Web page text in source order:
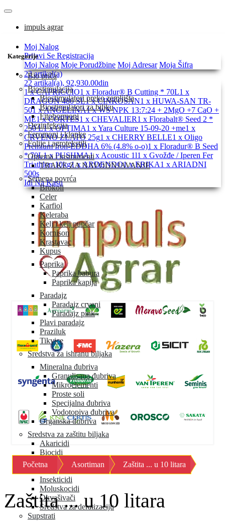
impuls agrar
Kategorije
Bio priča
Biostimulacija
Biostimulatori preko zemljišta
Biostimulatori za biljku
Fitohormoni
Dezinfekcija
Feromoni i klopke
Folije i agrotekstili
Oprema i instrumenti
TRAKE ZA NAVODNJAVANJE
Semena povrća
Brokoli
Celer
Karfiol
Keleraba
Kelj i kelj pupčar
Kornison
Krastavac
Kupus
Paprika
Paprika babura
Paprika kapija
Paradajz
Paradajz crveni
Paradajz pink
Plavi paradajz
Praziluk
Tikvice
Sredstva za ishranu biljaka
Mineralna đubriva
Granulisana đubriva
Mikroelementi
Proste soli
Specijalna đubriva
Vodotopiva đubriva
Organska đubriva
Sredstva za zaštitu biljaka
Akaricidi
Biocidi
Fungicidi
Herbicidi
Insekticidi
Moluskocidi
Okvašivači
Sredstva za deratizaciju
Supstrati
Moj Nalog
Prijavi Se Registracija
Moj Nalog Moje Porudžbine Moj Adresar Moja Šifra
22 artikal(a)
22 artikal(a), 92,930.00din
1 x CAPRICCIO1 x Floradur® B Cutting * 70L1 x
DRAGON 480 SL1 x CINKOSAN1 x HUWA-SAN TR-
501 x ANGELINA1 x WS NPK 13:7:24 + 2MgO +7 CaO +
ME1 x CORTES1 x CHEVALIER1 x Florabalt® Seed 2 *
250 L1 x OPTIMA1 x Yara Culture 15-09-20 +me1 x
CRVENO ZLATO 25g1 x CHERRY BELLE1 x Oligo
Premium Iron-EDDHA 6% (4.8% o-o)1 x Floradur® B Seed
* 70L1 x PUSHMA1 x Acoustic 1l1 x Gvožđe / Iperen Fer
Triathlon 10kg1 x ARDENDO1 x ERIKA1 x ARIADNI
500s
Idi Na Kasu
Početna Asortiman Zaštita ... u 10 litara
Zaštita ... u 10 litara